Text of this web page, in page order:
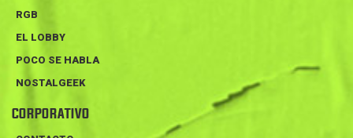
RGB
EL LOBBY
POCO SE HABLA
NOSTALGEEK
CORPORATIVO